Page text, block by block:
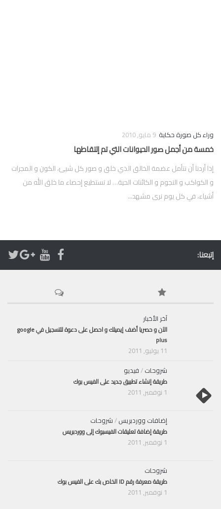
وراء كل صورة حكاية 9 مايو, 2010
خمسة من أجمل صور الحيوانات التي تم إلتقاطها
إذا أردنا أن نتأمل عضمة الخالق الذي خلق و صور كل شيئ، الكون و المجرات
و الكواكب و النجوم و الكائنات الحية… لا نستطيع إحصاء ما خلق الله من
أشياء، في كل يوم نرى مشهد...
إتبعنا:
آخر الأخبار
الآن و حصريا أضف إيميلك و احصل على دعوة للتسجيل في google
plus
شروحات/فيديو
طريقة إنشاء تطبيق جديد على الفيس بوك
إضافات ووردبريس/شروحات
طريقة إضافة تعليقات الفيسبوك إلى ووردبريس
شروحات
طريقة معرفة رقم ID الخاص بك على الفيس بوك